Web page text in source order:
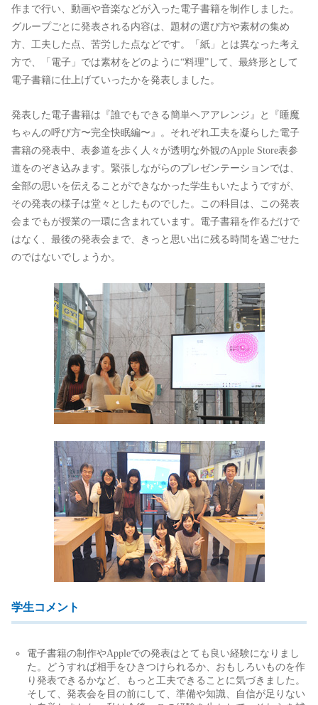
作まで行い、動画や音楽などが入った電子書籍を制作しました。
グループごとに発表される内容は、題材の選び方や素材の集め
方、工夫した点、苦労した点などです。「紙」とは異なった考え
方で、「電子」では素材をどのように“料理”して、最終形として
電子書籍に仕上げていったかを発表しました。
発表した電子書籍は『誰でもできる簡単ヘアアレンジ』と『睡魔
ちゃんの呼び方〜完全快眠編〜』。それぞれ工夫を凝らした電子
書籍の発表中、表参道を歩く人々が透明な外観のApple Store表参
道をのぞき込みます。緊張しながらのプレゼンテーションでは、
全部の思いを伝えることができなかった学生もいたようですが、
その発表の様子は堂々としたものでした。この科目は、この発表
会までもが授業の一環に含まれています。電子書籍を作るだけで
はなく、最後の発表会まで、きっと思い出に残る時間を過ごせた
のではないでしょうか。
学生コメント
電子書籍の制作やAppleでの発表はとても良い経験になりまし
た。どうすれば相手をひきつけられるか、おもしろいものを作
り発表できるかなど、もっと工夫できることに気づきました。
そして、発表会を目の前にして、準備や知識、自信が足りない